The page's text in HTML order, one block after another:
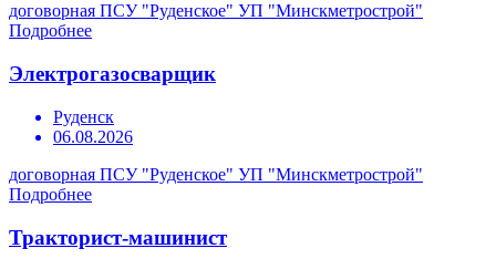
договорная ПСУ "Руденское" УП "Минскметрострой"
Подробнее
Электрогазосварщик
Руденск
06.08.2026
договорная ПСУ "Руденское" УП "Минскметрострой"
Подробнее
Тракторист-машинист